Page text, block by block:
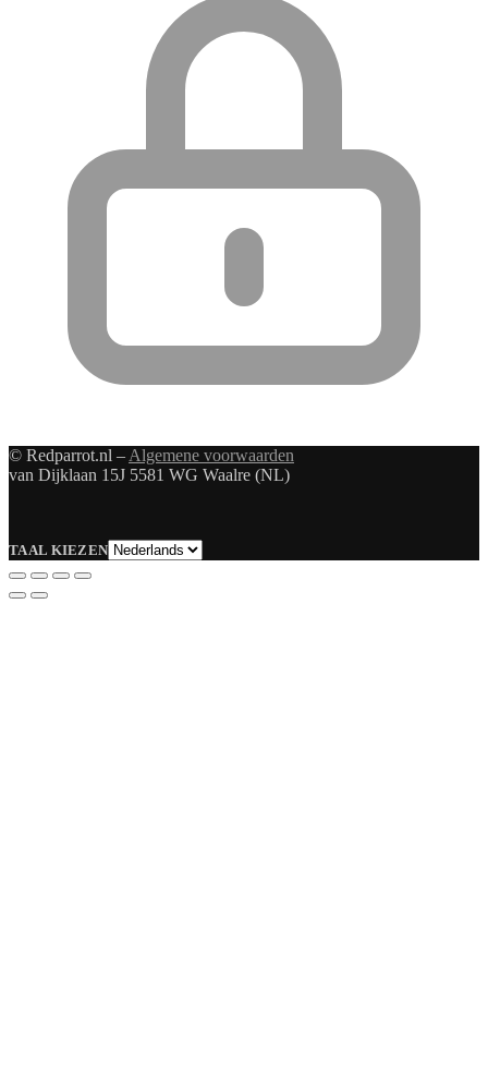
© Redparrot.nl – Algemene voorwaarden
van Dijklaan 15J 5581 WG Waalre (NL)
TAAL KIEZENTaal